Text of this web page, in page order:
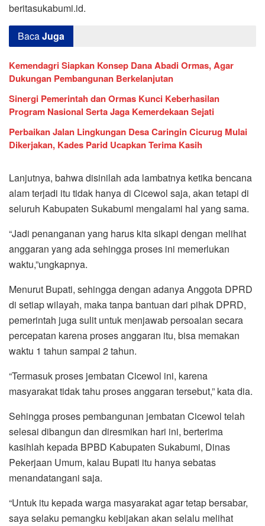
beritasukabumi.id.
BacaJuga
Kemendagri Siapkan Konsep Dana Abadi Ormas, Agar
Dukungan Pembangunan Berkelanjutan
Sinergi Pemerintah dan Ormas Kunci Keberhasilan
Program Nasional Serta Jaga Kemerdekaan Sejati
Perbaikan Jalan Lingkungan Desa Caringin Cicurug Mulai
Dikerjakan, Kades Parid Ucapkan Terima Kasih
Lanjutnya, bahwa disinilah ada lambatnya ketika bencana
alam terjadi itu tidak hanya di Cicewol saja, akan tetapi di
seluruh Kabupaten Sukabumi mengalami hal yang sama.
“Jadi penanganan yang harus kita sikapi dengan melihat
anggaran yang ada sehingga proses ini memerlukan
waktu,”ungkapnya.
Menurut Bupati, sehingga dengan adanya Anggota DPRD
di setiap wilayah, maka tanpa bantuan dari pihak DPRD,
pemerintah juga sulit untuk menjawab persoalan secara
percepatan karena proses anggaran itu, bisa memakan
waktu 1 tahun sampai 2 tahun.
“Termasuk proses jembatan Cicewol ini, karena
masyarakat tidak tahu proses anggaran tersebut,” kata dia.
Sehingga proses pembangunan jembatan Cicewol telah
selesai dibangun dan diresmikan hari ini, berterima
kasihlah kepada BPBD Kabupaten Sukabumi, Dinas
Pekerjaan Umum, kalau Bupati itu hanya sebatas
menandatangani saja.
“Untuk itu kepada warga masyarakat agar tetap bersabar,
saya selaku pemangku kebijakan akan selalu melihat